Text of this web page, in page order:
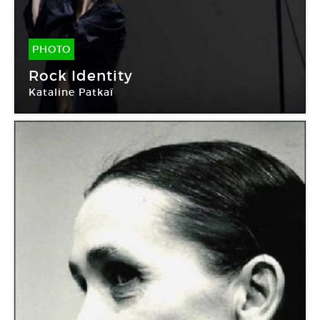
PHOTO
16 Juil -21 Juil 2010
Rock Identity
Kataline Patkaï